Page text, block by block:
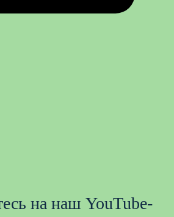
на наш YouTube-